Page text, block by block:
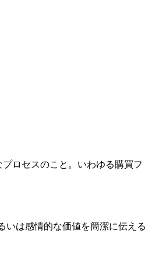
ロセスのこと。いわゆる購買フ
いは感情的な価値を簡潔に伝える